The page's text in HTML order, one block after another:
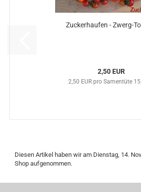
Zuckerhaufen - Zwerg-
2,50 EUR
2,50 EUR pro Samentüte
Diesen Artikel haben wir am Dienstag, 14.
Shop aufgenommen.